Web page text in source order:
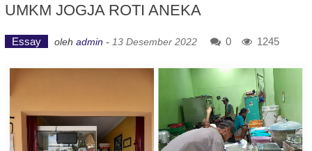
UMKM JOGJA ROTI ANEKA
Essay oleh admin - 13 Desember 2022 0 1245